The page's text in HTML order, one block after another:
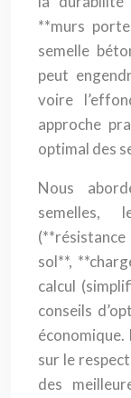
**murs
semelle
peut
voire
approche
optimal des
Nous
semelles,
sol**,
calcul
conseils
sur le
des